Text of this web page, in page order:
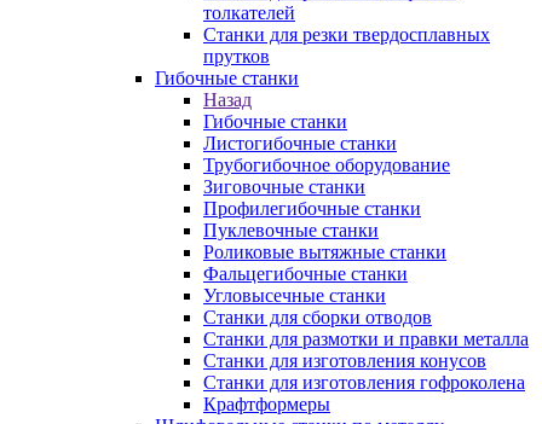
толкателей
Станки для резки твердосплавных
прутков
Гибочные станки
Назад
Гибочные станки
Листогибочные станки
Трубогибочное оборудование
Зиговочные станки
Профилегибочные станки
Пуклевочные станки
Роликовые вытяжные станки
Фальцегибочные станки
Угловысечные станки
Станки для сборки отводов
Станки для размотки и правки металла
Станки для изготовления конусов
Станки для изготовления гофроколена
Крафтформеры